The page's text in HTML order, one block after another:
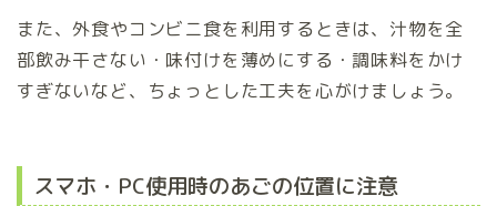
また、外食やコンビニ食を利用するときは、汁物を全
部飲み干さない・味付けを薄めにする・調味料をかけ
すぎないなど、ちょっとした工夫を心がけましょう。
スマホ・PC使用時のあごの位置に注意